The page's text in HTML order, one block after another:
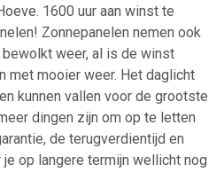
1600 uur aan winst te
Zonnepanelen nemen ook
weer, al is de winst
met mooier weer. Het daglicht
kunnen vallen voor de grootste
dingen zijn om op te letten
de terugverdientijd en
op langere termijn wellicht nog